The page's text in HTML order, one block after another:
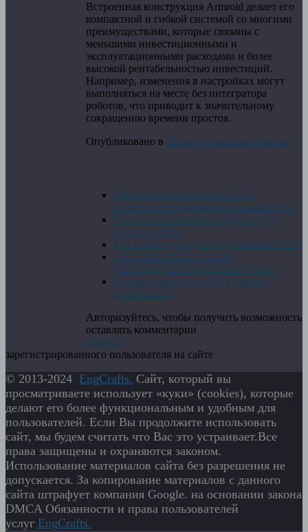
Встроенная конструкция Armroid делает его
компактной и гибкой системой со многими
преимуществами, которые связаны с
меньшими инвестиционными и
эксплуатационными расходами и более
высокой рентабельностью инвестиций.
Например, изменения в настройках могут
выполняться на месте без интегратора
роботов, что приводит к значительному
сокращению времени простоя.
Опубликовано в Новости машиностроения
Многоцелевые станки с ЧПУ:
особенности обработки, возможности
Вспомогательный инструмент для
станков с ЧПУ
Как найти нулевую точку станка с ЧПУ
СУХАЯ И ПОЛУСУХАЯ
МЕХАНИЧЕСКАЯ ОБРАБОТКА
Поворотная ось для ЧПУ станка:
особенности
Авторизуйтесь, чтобы получить возможность
оставлять комментарии
Наверх
зарегистрированного пользователя на сайте
© 2013-2024 EngСrafts. Сайт, который вы
просматриваете использует «куки» (cookies), которые
делают его более функциональным и удобным для
пользователей. Если Вы продолжите использовать
сайт, мы будем считать что Вас это устраивает.Все
права защищены и охраняются законом.
Использование материалов сайта без разрешения не
допускается. За копирование материалов с данного
сайта штрафует компания Google. на основании закона
DMCA Обязанности и права пользователей
услуг EngСrafts.